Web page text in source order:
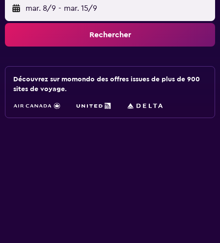
mar. 8/9 - mar. 15/9
Rechercher
Découvrez sur momondo des offres issues de plus de 900
sites de voyage.